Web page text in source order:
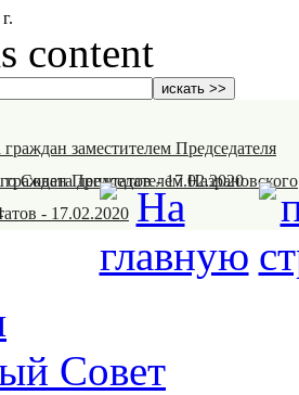
content
заместителем Председателя
Совета депутатов-17.02.2020
Председателем Назрановского
- 17.02.2020
Совет